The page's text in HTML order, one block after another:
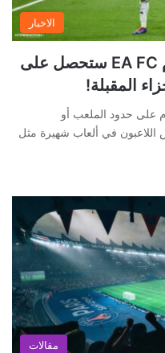
الاخبار
رسميًا: لعبة كرة القدم EA FC ستحصل على
المقبلة!
على حدود الملعب أو
في ألعاب شهيرة مثل
مقالات